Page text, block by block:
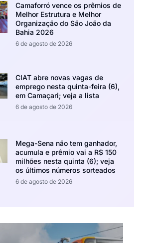
Camaforró vence os prêmios de
Melhor Estrutura e Melhor
Organização do São João da
Bahia 2026
6 de agosto de 2026
CIAT abre novas vagas de
emprego nesta quinta-feira (6),
em Camaçari; veja a lista
6 de agosto de 2026
Mega-Sena não tem ganhador,
acumula e prêmio vai a R$ 150
milhões nesta quinta (6); veja
os últimos números sorteados
6 de agosto de 2026